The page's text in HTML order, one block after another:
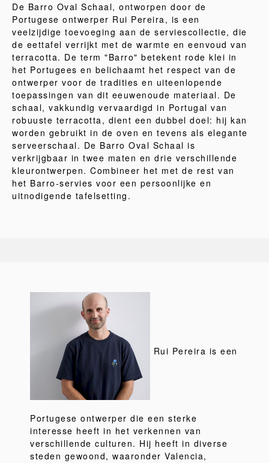
De Barro Oval Schaal, ontworpen door de
Portugese ontwerper Rui Pereira, is een
veelzijdige toevoeging aan de serviescollectie, die
de eettafel verrijkt met de warmte en eenvoud van
terracotta. De term "Barro" betekent rode klei in
het Portugees en belichaamt het respect van de
ontwerper voor de tradities en uiteenlopende
toepassingen van dit eeuwenoude materiaal. De
schaal, vakkundig vervaardigd in Portugal van
robuuste terracotta, dient een dubbel doel: hij kan
worden gebruikt in de oven en tevens als elegante
serveerschaal. De Barro Oval Schaal is
verkrijgbaar in twee maten en drie verschillende
kleurontwerpen. Combineer het met de rest van
het Barro-servies voor een persoonlijke en
uitnodigende tafelsetting.
Rui Pereira is een
Portugese ontwerper die een sterke
interesse heeft in het verkennen van
verschillende culturen. Hij heeft in diverse
steden gewoond, waaronder Valencia,